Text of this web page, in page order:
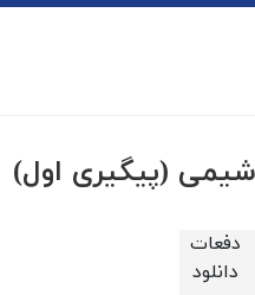
(پيگيری اول)
دفعات
دانلود